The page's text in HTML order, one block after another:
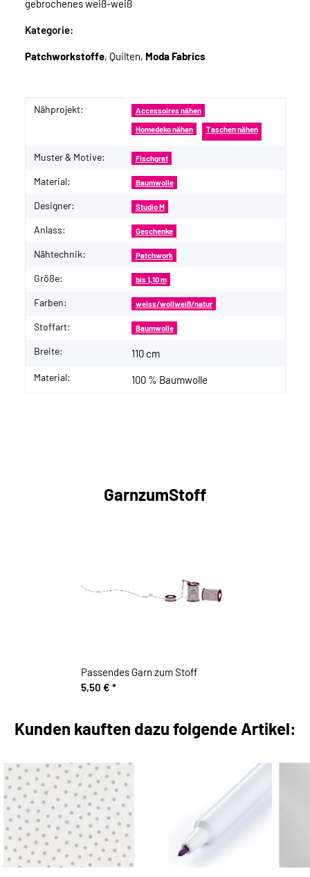
gebrochenes weiß-weiß
Kategorie:
Patchworkstoffe, Quilten, Moda Fabrics
Produkteigenschaft
Wert
Nähprojekt: Accessoires nähen
Homedeko nähen Taschen nähen
Muster & Motive: Fischgrat
Material: Baumwolle
Designer: Studio M
Anlass: Geschenke
Nähtechnik: Patchwork
Größe: bis 1,10 m
Farben: weiss/wollweiß/natur
Stoffart: Baumwolle
Breite: 110 cm
Material: 100 % Baumwolle
GarnzumStoff
Passendes Garn zum Stoff
5,50 € *
Kunden kauften dazu folgende Artikel: